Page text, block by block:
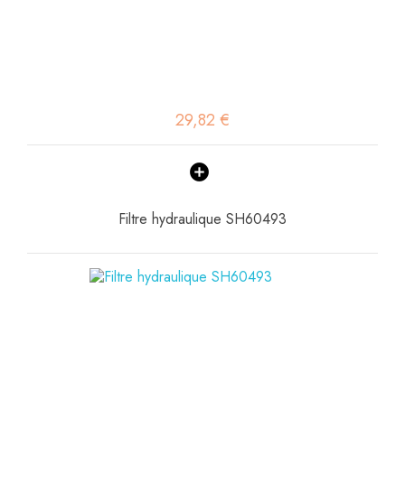
29,82 €
Filtre hydraulique SH60493